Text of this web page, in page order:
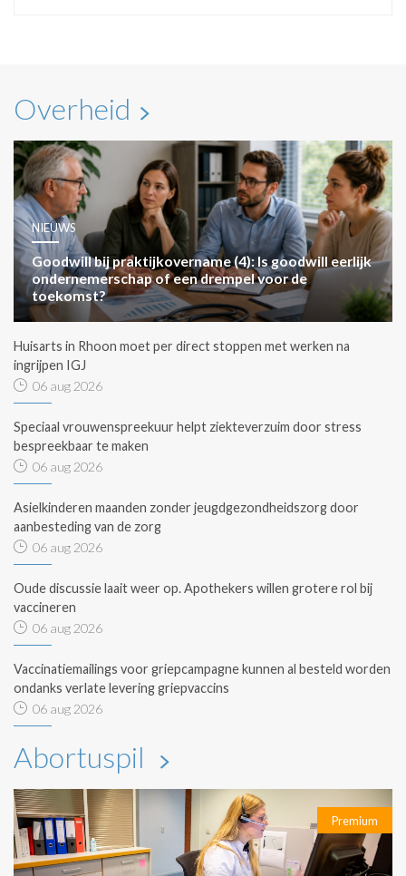
Overheid
NIEUWS
Goodwill bij praktijkovername (4): Is goodwill eerlijk
ondernemerschap of een drempel voor de
toekomst?
Huisarts in Rhoon moet per direct stoppen met werken na
ingrijpen IGJ
06 aug 2026
Speciaal vrouwenspreekuur helpt ziekteverzuim door stress
bespreekbaar te maken
06 aug 2026
Asielkinderen maanden zonder jeugdgezondheidszorg door
aanbesteding van de zorg
06 aug 2026
Oude discussie laait weer op. Apothekers willen grotere rol bij
vaccineren
06 aug 2026
Vaccinatiemailings voor griepcampagne kunnen al besteld worden
ondanks verlate levering griepvaccins
06 aug 2026
Abortuspil
Premium